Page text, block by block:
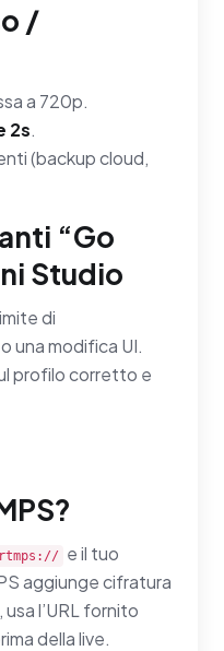
/
a 720p.
2s.
(backup cloud,
“Go
Studio
di
una modifica UI.
profilo corretto e
rtmps:// e il tuo
aggiunge cifratura
l’URL fornito
della live.